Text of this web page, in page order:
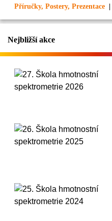
Příručky, Postery, Prezentace
Nejbližší akce